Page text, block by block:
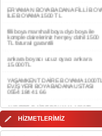
filli boya marshall boya dyo boya ile
komple daireleriniz herşey dahil 1500
ankara boyacı ucuz oyacı ankara
15.000TL
YAŞAMKENT DAİRE BOYAMA 1000TL
EV,İŞYERİ BOYA BADANA USTASI
AKDERE DAİRE BOYAMA 1000TL
EV,İŞYERİ BOYA BADANA USTASI
CEBECİ DAİRE BOYAMA 1000TL
0554 184 41 66
HİZMETLERİMİZ